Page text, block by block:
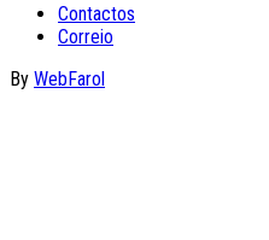
Contactos
Correio
By WebFarol